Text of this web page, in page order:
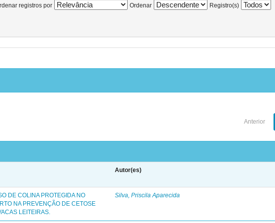
registros por Ordenar Registro(s)
Anterior
Autor(es)
DE COLINA PROTEGIDA NO
NA PREVENÇÃO DE CETOSE
LEITEIRAS.
Silva, Priscila Aparecida